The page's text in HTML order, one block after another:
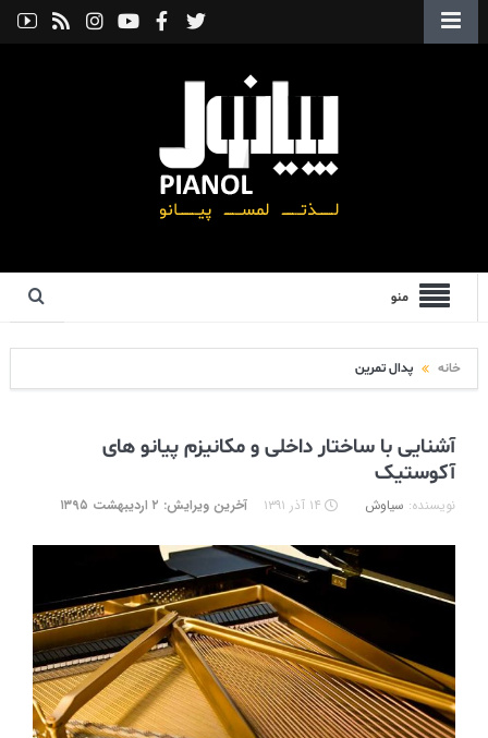
منو
خانه پدال تمرین
آشنایی با ساختار داخلی و مکانیزم پیانو های
آکوستیک
نویسنده: سیاوش ۱۴ آذر ۱۳۹۱ آخرین ویرایش: ۲ اردیبهشت ۱۳۹۵